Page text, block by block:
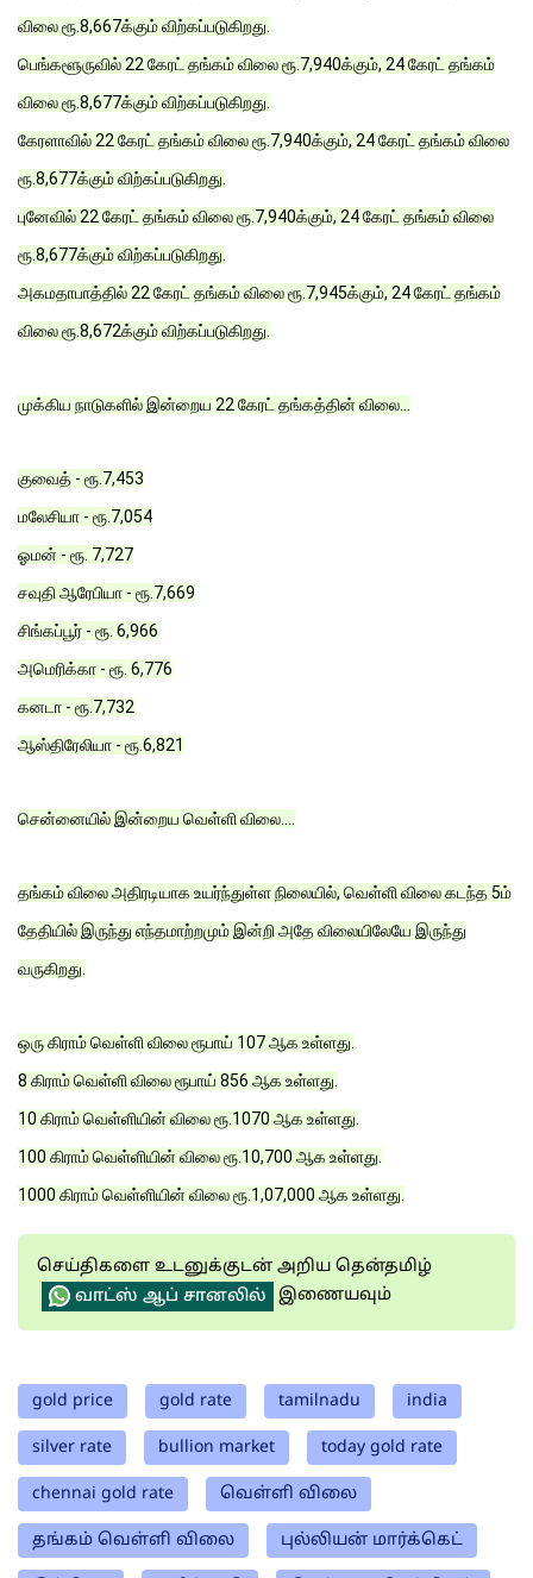
விலை ரூ.8,667க்கும் விற்கப்படுகிறது.
பெங்களூருவில் 22 கேரட் தங்கம் விலை ரூ.7,940க்கும், 24 கேரட் தங்கம்
விலை ரூ.8,677க்கும் விற்கப்படுகிறது.
கேரளாவில் 22 கேரட் தங்கம் விலை ரூ.7,940க்கும், 24 கேரட் தங்கம் விலை
ரூ.8,677க்கும் விற்கப்படுகிறது.
புனேவில் 22 கேரட் தங்கம் விலை ரூ.7,940க்கும், 24 கேரட் தங்கம் விலை
ரூ.8,677க்கும் விற்கப்படுகிறது.
அகமதாபாத்தில் 22 கேரட் தங்கம் விலை ரூ.7,945க்கும், 24 கேரட் தங்கம்
விலை ரூ.8,672க்கும் விற்கப்படுகிறது.
முக்கிய நாடுகளில் இன்றைய 22 கேரட் தங்கத்தின் விலை...
குவைத் - ரூ.7,453
மலேசியா - ரூ.7,054
ஓமன் - ரூ. 7,727
சவுதி ஆரேபியா - ரூ.7,669
சிங்கப்பூர் - ரூ. 6,966
அமெரிக்கா - ரூ. 6,776
கனடா - ரூ.7,732
ஆஸ்திரேலியா - ரூ.6,821
சென்னையில் இன்றைய வெள்ளி விலை....
தங்கம் விலை அதிரடியாக உயர்ந்துள்ள நிலையில், வெள்ளி விலை கடந்த 5ம்
தேதியில் இருந்து எந்தமாற்றமும் இன்றி அதே விலையிலேயே இருந்து
வருகிறது.
ஒரு கிராம் வெள்ளி விலை ரூபாய் 107 ஆக உள்ளது.
8 கிராம் வெள்ளி விலை ரூபாய் 856 ஆக உள்ளது.
10 கிராம் வெள்ளியின் விலை ரூ.1070 ஆக உள்ளது.
100 கிராம் வெள்ளியின் விலை ரூ.10,700 ஆக உள்ளது.
1000 கிராம் வெள்ளியின் விலை ரூ.1,07,000 ஆக உள்ளது.
செய்திகளை உடனுக்குடன் அறிய தென்தமிழ்
வாட்ஸ் ஆப் சானலில்
இணையவும்
gold price gold rate tamilnadu india
silver rate bullion market today gold rate
chennai gold rate வெள்ளி விலை
தங்கம் வெள்ளி விலை புல்லியன் மார்க்கெட்